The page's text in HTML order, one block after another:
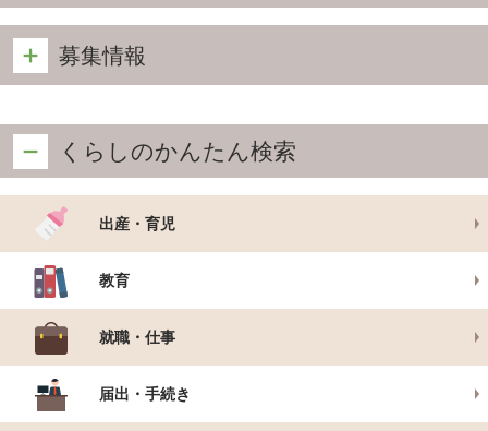
募集情報
くらしのかんたん検索
出産・育児
教育
就職・仕事
届出・手続き